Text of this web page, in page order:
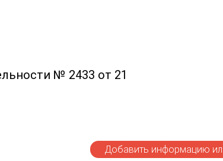
№ 2433 от 21
Добавить информацию